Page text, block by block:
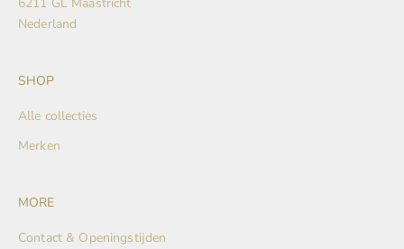
Nederland
SHOP
Alle collecties
Merken
MORE
Contact & Openingstijden